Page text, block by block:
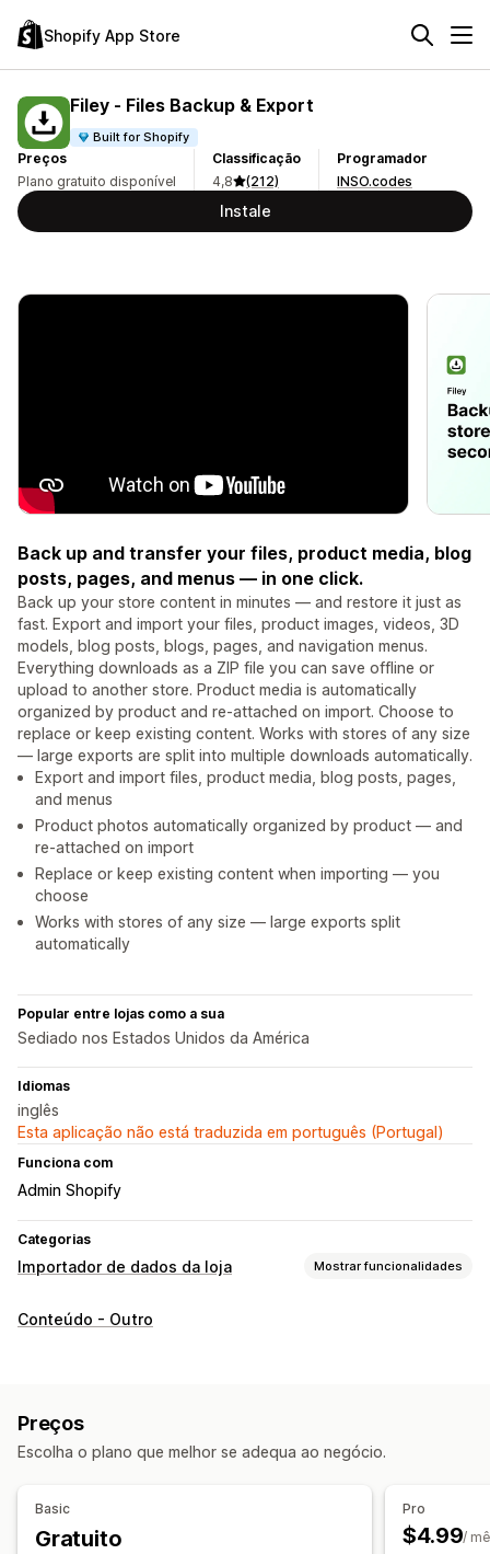
Shopify App Store
Filey ‑ Files Backup & Export
Built for Shopify
Preços
Plano gratuito disponível
Classificação
4,8
(212)
Programador
INSO.codes
Instale
Back up and transfer your files, product media, blog
posts, pages, and menus — in one click.
Back up your store content in minutes — and restore it just as
fast. Export and import your files, product images, videos, 3D
models, blog posts, blogs, pages, and navigation menus.
Everything downloads as a ZIP file you can save offline or
upload to another store. Product media is automatically
organized by product and re-attached on import. Choose to
replace or keep existing content. Works with stores of any size
— large exports are split into multiple downloads automatically.
Export and import files, product media, blog posts, pages,
and menus
Product photos automatically organized by product — and
re-attached on import
Replace or keep existing content when importing — you
choose
Works with stores of any size — large exports split
automatically
Popular entre lojas como a sua
Sediado nos Estados Unidos da América
Idiomas
inglês
Esta aplicação não está traduzida em português (Portugal)
Funciona com
Admin Shopify
Categorias
Importador de dados da loja Mostrar funcionalidades
Sincronização de dados
Exportação em lote
Assistência a ficheiros grandes
Conteúdo - Outro
Preços
Escolha o plano que melhor se adequa ao negócio.
Basic
Gratuito
Pro
$4.99/